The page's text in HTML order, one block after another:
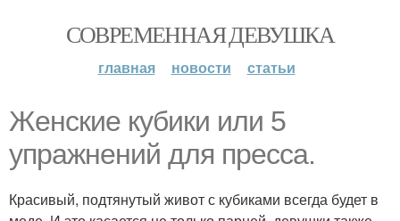
СОВРЕМЕННАЯ ДЕВУШКА
главная новости статьи
Женские кубики или 5
упражнений для пресса.
Красивый, подтянутый живот с кубиками всегда будет в